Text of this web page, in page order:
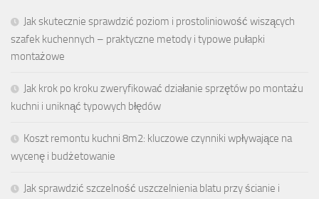
Jak skutecznie sprawdzić poziom i prostoliniowość wiszących
szafek kuchennych – praktyczne metody i typowe pułapki
montażowe
Jak krok po kroku zweryfikować działanie sprzętów po montażu
kuchni i uniknąć typowych błędów
Koszt remontu kuchni 8m2: kluczowe czynniki wpływające na
wycenę i budżetowanie
Jak sprawdzić szczelność uszczelnienia blatu przy ścianie i